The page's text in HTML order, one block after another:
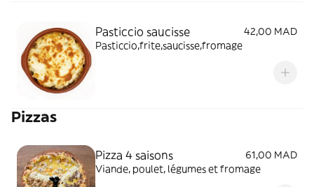
Pasticcio saucisse
42,00 MAD
Pasticcio,frite,saucisse,fromage
Pizzas
Pizza 4 saisons
61,00 MAD
Viande, poulet, légumes et fromage